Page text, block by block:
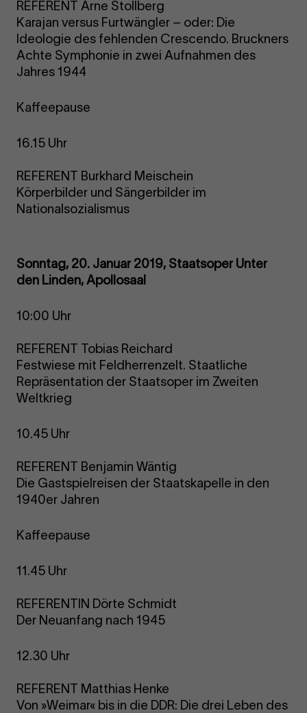
REFERENT Arne Stollberg
Karajan versus Furtwängler – oder: Die
Ideologie des fehlenden Crescendo. Bruckners
Achte Symphonie in zwei Aufnahmen des
Jahres 1944
Kaffeepause
16.15 Uhr
REFERENT Burkhard Meischein
Körperbilder und Sängerbilder im
Nationalsozialismus
Sonntag, 20. Januar 2019, Staatsoper Unter
den Linden, Apollosaal
10:00 Uhr
REFERENT Tobias Reichard
Festwiese mit Feldherrenzelt. Staatliche
Repräsentation der Staatsoper im Zweiten
Weltkrieg
10.45 Uhr
REFERENT Benjamin Wäntig
Die Gastspielreisen der Staatskapelle in den
1940er Jahren
Kaffeepause
11.45 Uhr
REFERENTIN Dörte Schmidt
Der Neuanfang nach 1945
12.30 Uhr
REFERENT Matthias Henke
Von »Weimar« bis in die DDR: Die drei Leben des